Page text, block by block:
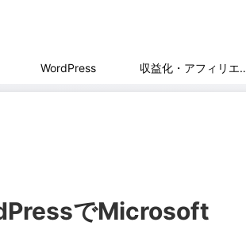
WordPress 収益化・
でMicrosoft